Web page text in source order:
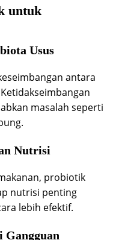
untuk
Usus
antara
masalah seperti
Nutrisi
probiotik
nutrisi penting
lebih efektif.
Gangguan